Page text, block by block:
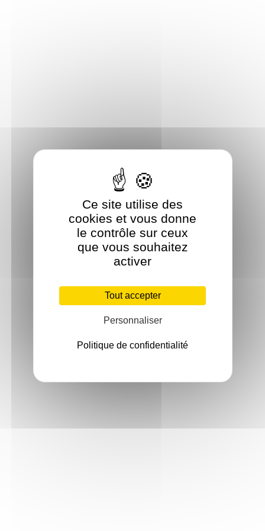
Ce site utilise des
cookies et vous donne
le contrôle sur ceux
que vous souhaitez
activer
Tout accepter
Personnaliser
Politique de confidentialité